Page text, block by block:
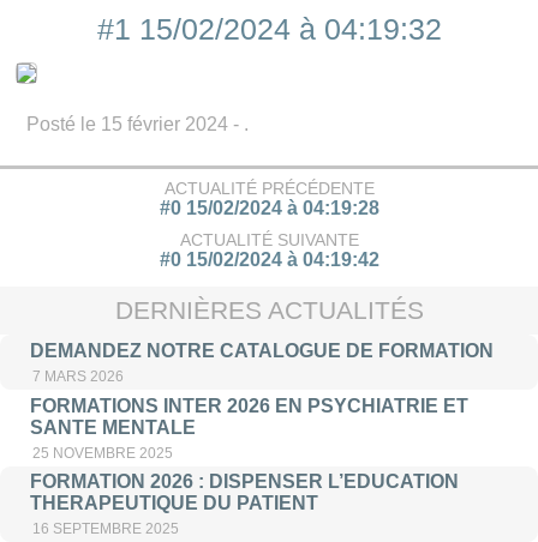
#1 15/02/2024 à 04:19:32
Posté le 15 février 2024 - .
ACTUALITÉ PRÉCÉDENTE
#0 15/02/2024 à 04:19:28
ACTUALITÉ SUIVANTE
#0 15/02/2024 à 04:19:42
DERNIÈRES ACTUALITÉS
DEMANDEZ NOTRE CATALOGUE DE FORMATION
7 MARS 2026
FORMATIONS INTER 2026 EN PSYCHIATRIE ET
SANTE MENTALE
25 NOVEMBRE 2025
FORMATION 2026 : DISPENSER L’EDUCATION
THERAPEUTIQUE DU PATIENT
16 SEPTEMBRE 2025